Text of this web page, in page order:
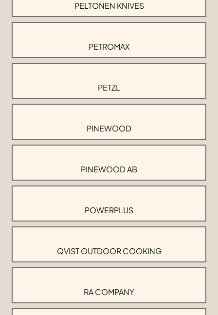
PELTONEN KNIVES
PETROMAX
PETZL
PINEWOOD
PINEWOOD AB
POWERPLUS
QVIST OUTDOOR COOKING
RA COMPANY